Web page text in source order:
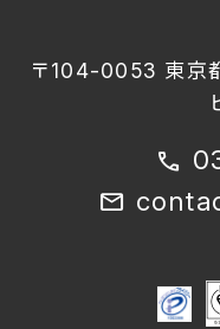
〒104-0053 東京
call
mail